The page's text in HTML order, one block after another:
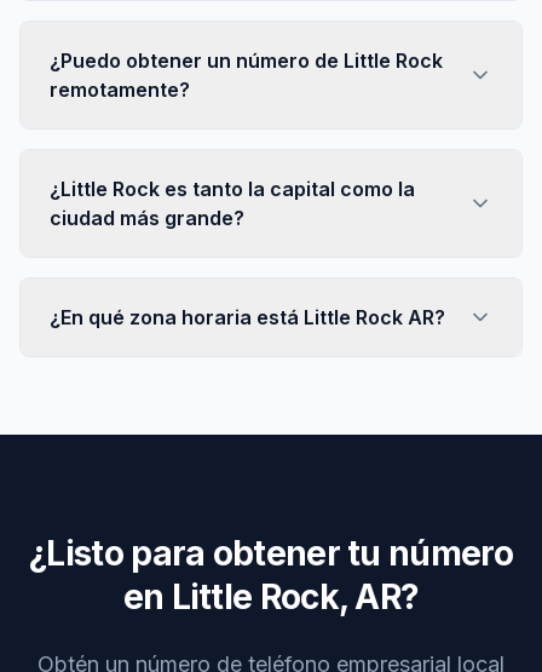
¿Puedo obtener un número de Little Rock
remotamente?
¿Little Rock es tanto la capital como la
ciudad más grande?
¿En qué zona horaria está Little Rock AR?
¿Listo para obtener tu número
en Little Rock, AR?
Obtén un número de teléfono empresarial local